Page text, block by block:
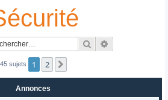
Rechercher
45 sujets 1 2
Annonces